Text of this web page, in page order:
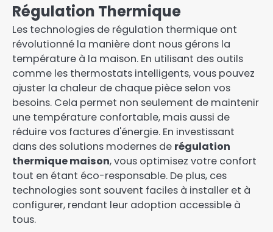
Régulation Thermique
Les technologies de régulation thermique ont
révolutionné la manière dont nous gérons la
température à la maison. En utilisant des outils
comme les thermostats intelligents, vous pouvez
ajuster la chaleur de chaque pièce selon vos
besoins. Cela permet non seulement de maintenir
une température confortable, mais aussi de
réduire vos factures d'énergie. En investissant
dans des solutions modernes de régulation
thermique maison, vous optimisez votre confort
tout en étant éco-responsable. De plus, ces
technologies sont souvent faciles à installer et à
configurer, rendant leur adoption accessible à
tous.